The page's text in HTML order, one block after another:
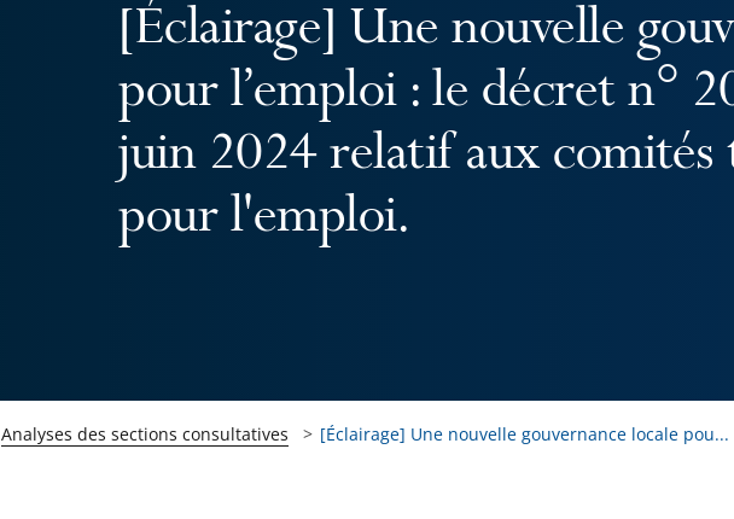
[Éclairage] Une nouvelle
pour l’emploi : le décret n°
juin 2024 relatif aux
pour l'emploi.
Analyses des sections consultatives [Éclairage] Une nouvelle gouvernance locale pou...